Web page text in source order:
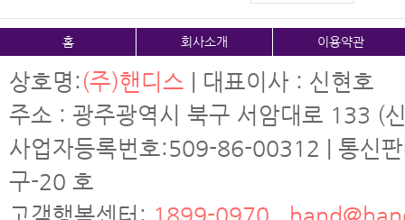
홈 회사소개 이용약관
상호명:(주)핸디스 | 대표이사 : 신현호
주소 : 광주광역시 북구 서암대로 133 (
사업자등록번호:509-86-00312 | 통신
구-20 호